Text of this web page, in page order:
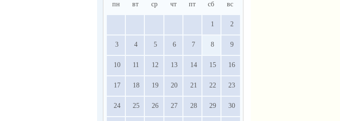
пн вт ср чт пт сб вс
1 2
3 4 5 6 7 8 9
10 11 12 13 14 15 16
17 18 19 20 21 22 23
24 25 26 27 28 29 30